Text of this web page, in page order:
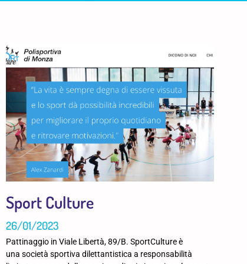
Sport Culture
26/01/2023
Pattinaggio in Viale Libertà, 89/B. SportCulture è
una società sportiva dilettantistica a responsabilità